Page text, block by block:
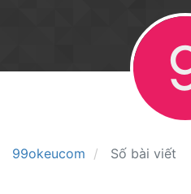
99okeucom Số bài viết